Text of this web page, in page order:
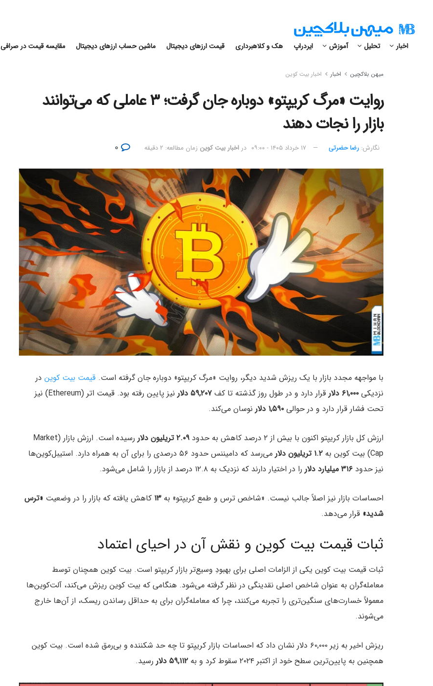
اخبار تحلیل آموزش ایردراپ هک و کلاهبرداری قیمت ارزهای دیجیتال ماشین حساب ارزهای دیجیتال مقایسه قیمت در صرافی
میهن بلاکچین اخبار اخبار بیت کوین
روایت «مرگ کریپتو» دوباره جان گرفت؛ ۳ عاملی که می‌توانند
بازار را نجات دهند
نگارش:‌ رضا حضرتی ۱۷ خرداد ۱۴۰۵ - ۰۹:۰۰ در اخبار بیت کوین زمان مطالعه: ۲ دقیقه
با مواجهه مجدد بازار با یک ریزش شدید دیگر، روایت «مرگ کریپتو» دوباره جان گرفته است. قیمت بیت کوین در
نزدیکی ۶۱,۰۰۰ دلار قرار دارد و در طول روز گذشته تا کف ۵۹,۲۰۷ دلار
نیز پایین رفته بود. قیمت اتر (Ethereum) نیز
تحت فشار قرار دارد و در حوالی ۱,۵۹۰ دلار نوسان می‌کند.
ارزش کل بازار کریپتو اکنون با بیش از ۲ درصد کاهش به حدود ۲.۰۹ تریلیون دلار
رسیده است. ارزش بازار (Market
Cap) بیت کوین به
۱.۲ تریلیون دلار
می‌رسد که دامیننس حدود ۵۶ درصدی را برای آن به همراه دارد. استیبل‌کوین‌ها
نیز حدود ۳۱۶ میلیارد دلار را در اختیار دارند که نزدیک به ۱۲.۸ درصد از بازار را شامل می‌شود.
احساسات بازار نیز اصلاً جالب نیست. «شاخص ترس و طمع کریپتو» به ۱۳ کاهش یافته که بازار را در وضعیت «ترس
شدید» قرار می‌دهد.
ثبات قیمت بیت کوین و نقش آن در احیای اعتماد
ثبات قیمت بیت کوین یکی از الزامات اصلی برای بهبودِ وسیع‌تر بازار کریپتو است. بیت کوین همچنان توسط
معامله‌گران به عنوان شاخص اصلی نقدینگی در نظر گرفته می‌شود. هنگامی که بیت کوین ریزش می‌کند، آلت‌کوین‌ها
معمولاً خسارت‌های سنگین‌تری را تجربه می‌کنند، چرا که معامله‌گران برای به حداقل رساندن ریسک، از آن‌ها خارج
می‌شوند.
ریزش اخیر به زیر ۶۰,۰۰۰ دلار نشان داد که احساسات بازار کریپتو تا چه حد شکننده و بی‌رمق شده است. بیت کوین
همچنین به پایین‌ترین سطح خود از اکتبر ۲۰۲۴ سقوط کرد و به
۵۹,۱۱۲ دلار رسید.